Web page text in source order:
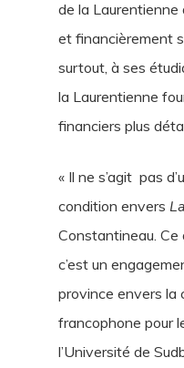
de la Laurentienne
et financièrement
surtout, à ses
la Laurentienne
financiers plus
« Il ne s’agit pas
condition envers
Constantineau. Ce
c’est un
province envers la
francophone pour
l’Université de